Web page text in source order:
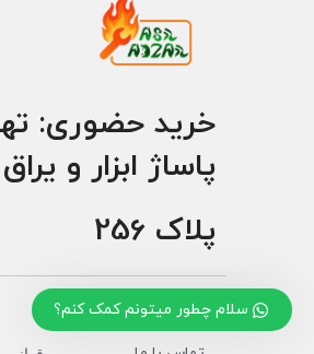
خرید حضوری:
پاساژ ابزار و
پلاک 256
سلام چطور میتونم کمک کنم؟